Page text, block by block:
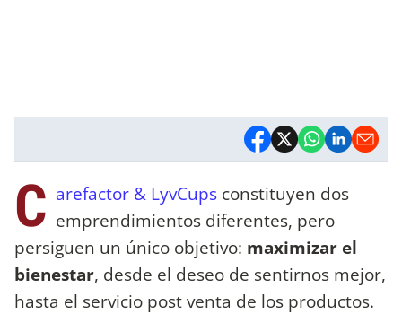
C arefactor & LyvCups constituyen dos
emprendimientos diferentes, pero
persiguen un único objetivo: maximizar el
bienestar, desde el deseo de sentirnos mejor,
hasta el servicio post venta de los productos.